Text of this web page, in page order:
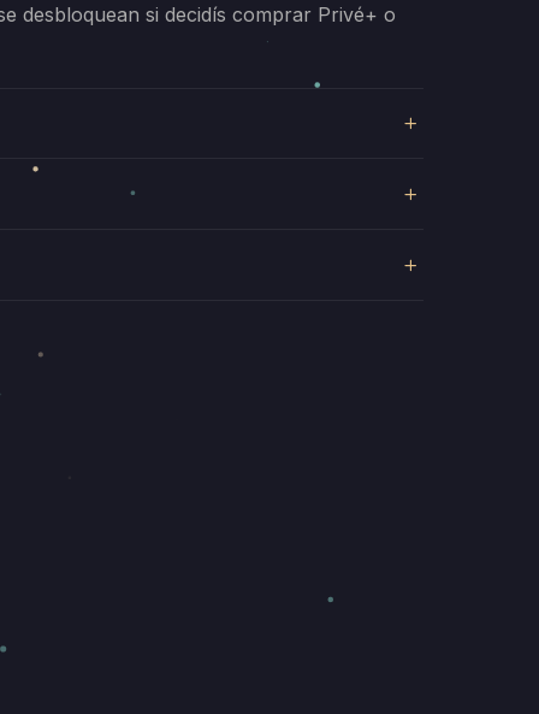
desbloquean si decidís comprar Privé+ o